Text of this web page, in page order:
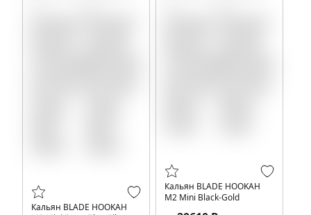
Кальян BLADE HOOKAH
Кальян BLADE HOOKAH
M2 Mini Black-Gold